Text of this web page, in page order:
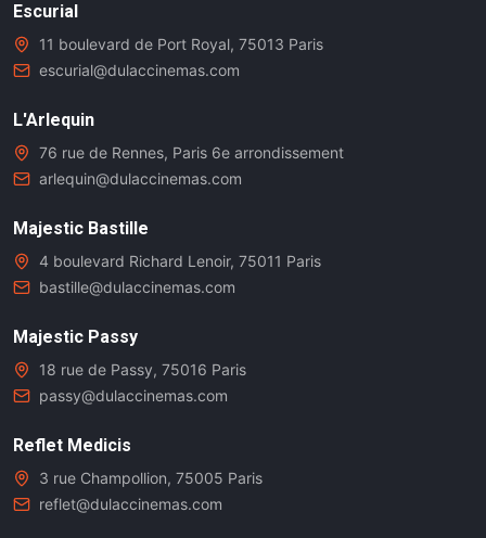
Escurial
11 boulevard de Port Royal, 75013 Paris
escurial@dulaccinemas.com
L'Arlequin
76 rue de Rennes, Paris 6e arrondissement
arlequin@dulaccinemas.com
Majestic Bastille
4 boulevard Richard Lenoir, 75011 Paris
bastille@dulaccinemas.com
Majestic Passy
18 rue de Passy, 75016 Paris
passy@dulaccinemas.com
Reflet Medicis
3 rue Champollion, 75005 Paris
reflet@dulaccinemas.com